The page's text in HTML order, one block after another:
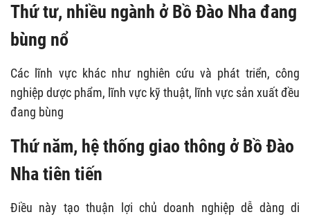
Thứ tư, nhiều ngành ở Bồ Đào Nha đang
bùng nổ
Các lĩnh vực khác như nghiên cứu và phát triển, công
nghiệp dược phẩm, lĩnh vực kỹ thuật, lĩnh vực sản xuất đều
đang bùng
Thứ năm, hệ thống giao thông ở Bồ Đào
Nha tiên tiến
Điều này tạo thuận lợi chủ doanh nghiệp dễ dàng di